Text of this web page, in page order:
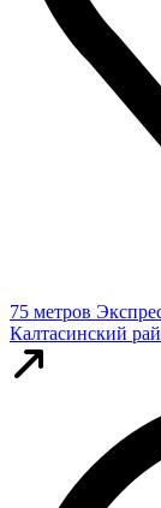
75 метров
Калтасинский